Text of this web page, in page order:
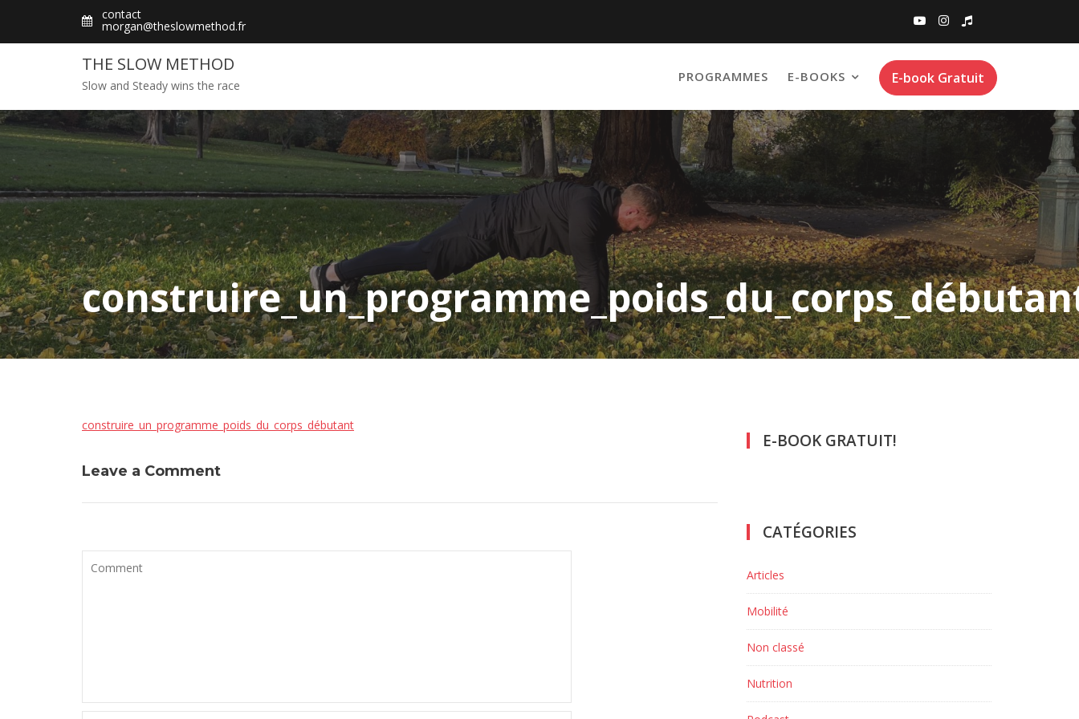
content
contact
morgan@theslowmethod.fr
THE SLOW METHOD
Slow and Steady wins the race E-book Gratuit
PROGRAMMES E-BOOKS
construire_un_programme_poids_du_corps_débutant
Leave a Comment
E-BOOK GRATUIT!
CATÉGORIES
Articles
Mobilité
Non classé
Nutrition